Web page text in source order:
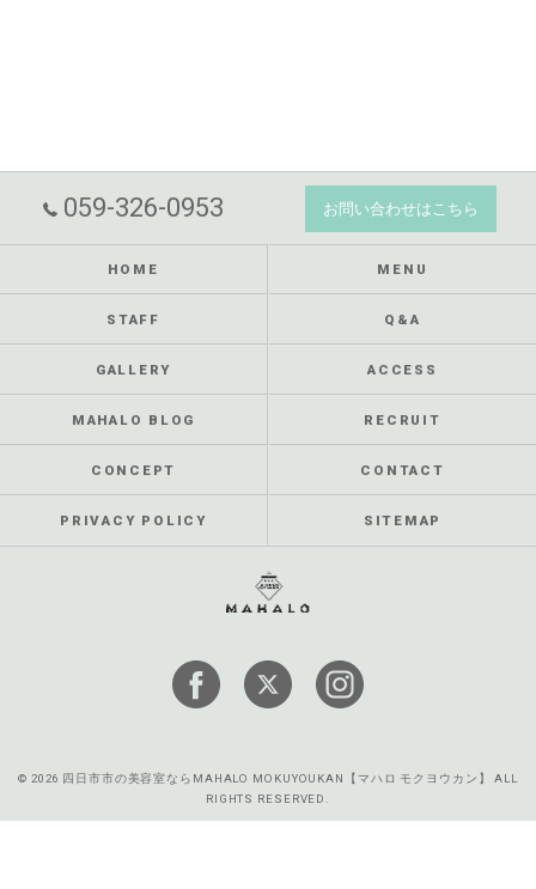
059-326-0953 お問い合わせはこちら
HOME MENU
STAFF Q&A
GALLERY ACCESS
MAHALO BLOG RECRUIT
CONCEPT CONTACT
PRIVACY POLICY SITEMAP
© 2026 四日市市の美容室ならMAHALO MOKUYOUKAN【マハロ モクヨウカン】 ALL
RIGHTS RESERVED.